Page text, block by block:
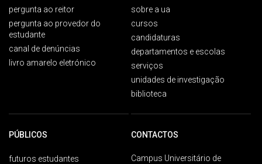
pergunta ao reitor
pergunta ao provedor do
estudante
canal de denúncias
livro amarelo eletrónico
sobre a ua
cursos
candidaturas
departamentos e escolas
serviços
unidades de investigação
biblioteca
PÚBLICOS
futuros estudantes
CONTACTOS
Campus Universitário de